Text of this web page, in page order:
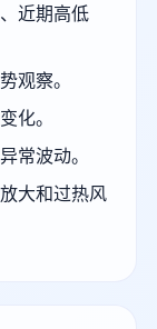
近期高低
观察。
化。
常波动。
大和过热风